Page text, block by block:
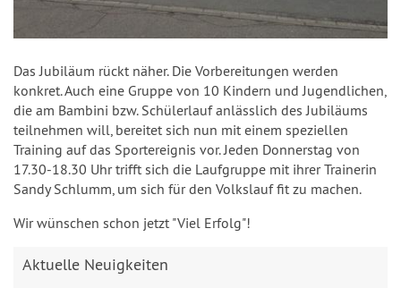
Das Jubiläum rückt näher. Die Vorbereitungen werden
konkret. Auch eine Gruppe von 10 Kindern und Jugendlichen,
die am Bambini bzw. Schülerlauf anlässlich des Jubiläums
teilnehmen will, bereitet sich nun mit einem speziellen
Training auf das Sportereignis vor. Jeden Donnerstag von
17.30-18.30 Uhr trifft sich die Laufgruppe mit ihrer Trainerin
Sandy Schlumm, um sich für den Volkslauf fit zu machen.
Wir wünschen schon jetzt "Viel Erfolg"!
Aktuelle Neuigkeiten